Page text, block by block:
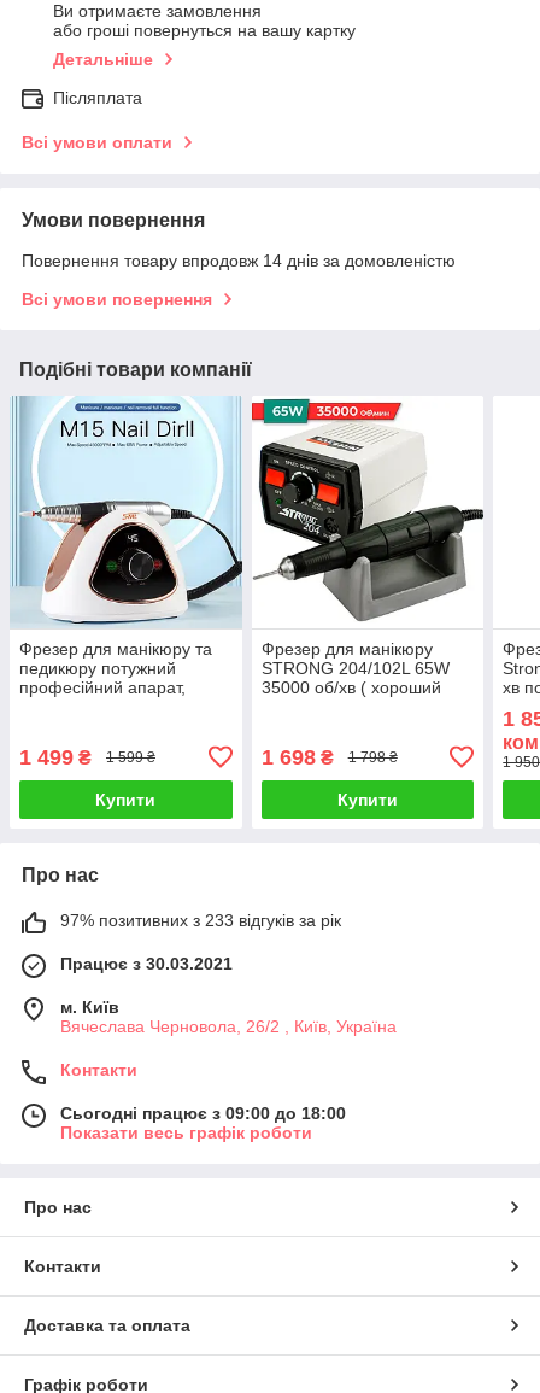
Ви отримаєте замовлення
або гроші повернуться на вашу картку
Детальніше
Післяплата
Всі умови оплати
Умови повернення
Повернення товару впродовж 14 днів за домовленістю
Всі умови повернення
Подібні товари компанії
Фрезер для манікюру та
педикюру потужний
професійний апарат,
1 499 ₴ 1 599 ₴
Купити
Фрезер для манікюру
STRONG 204/102L 65W
35000 об/хв ( хороший
1 698₴ 1 798 ₴
Купити
хв
1
1
Про нас
97% позитивних з 233 відгуків за рік
Працює з 30.03.2021
м. Київ
Вячеслава Черновола, 26/2 , Київ, Україна
Контакти
Сьогодні працює з 09:00 до 18:00
Показати весь графік роботи
Про нас
Контакти
Доставка та оплата
Графік роботи